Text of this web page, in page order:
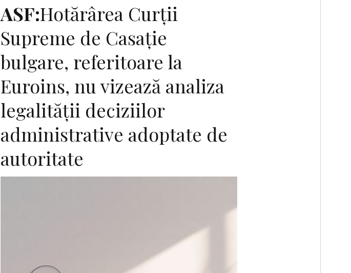
ASF:Hotărârea Curţii
Supreme de Casaţie
bulgare, referitoare la
Euroins, nu vizează analiza
legalităţii deciziilor
administrative adoptate de
autoritate